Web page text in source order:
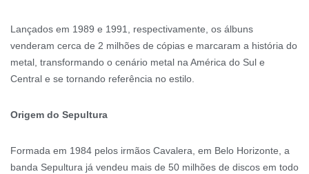
Lançados em 1989 e 1991, respectivamente, os álbuns
venderam cerca de 2 milhões de cópias e marcaram a história do
metal, transformando o cenário metal na América do Sul e
Central e se tornando referência no estilo.
Origem do Sepultura
Formada em 1984 pelos irmãos Cavalera, em Belo Horizonte, a
banda Sepultura já vendeu mais de 50 milhões de discos em todo